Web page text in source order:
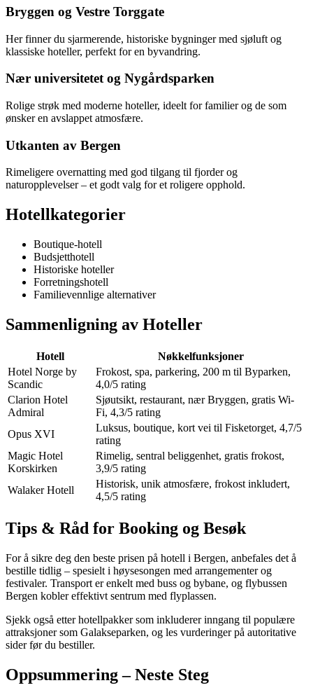
Bryggen og Vestre Torggate
Her finner du sjarmerende, historiske bygninger med sjøluft og
klassiske hoteller, perfekt for en byvandring.
Nær universitetet og Nygårdsparken
Rolige strøk med moderne hoteller, ideelt for familier og de som
ønsker en avslappet atmosfære.
Utkanten av Bergen
Rimeligere overnatting med god tilgang til fjorder og
naturopplevelser – et godt valg for et roligere opphold.
Hotellkategorier
Boutique-hotell
Budsjetthotell
Historiske hoteller
Forretningshotell
Familievennlige alternativer
Sammenligning av Hoteller
Hotell
Nøkkelfunksjoner
Hotel Norge by
Scandic
Frokost, spa, parkering, 200 m til Byparken,
4,0/5 rating
Clarion Hotel
Admiral
Sjøutsikt, restaurant, nær Bryggen, gratis Wi-
Fi, 4,3/5 rating
Opus XVI
Luksus, boutique, kort vei til Fisketorget, 4,7/5
rating
Magic Hotel
Korskirken
Rimelig, sentral beliggenhet, gratis frokost,
3,9/5 rating
Walaker Hotell
Historisk, unik atmosfære, frokost inkludert,
4,5/5 rating
Tips & Råd for Booking og Besøk
For å sikre deg den beste prisen på hotell i Bergen, anbefales det å
bestille tidlig – spesielt i høysesongen med arrangementer og
festivaler. Transport er enkelt med buss og bybane, og flybussen
Bergen kobler effektivt sentrum med flyplassen.
Sjekk også etter hotellpakker som inkluderer inngang til populære
attraksjoner som Galakseparken, og les vurderinger på autoritative
sider før du bestiller.
Oppsummering – Neste Steg